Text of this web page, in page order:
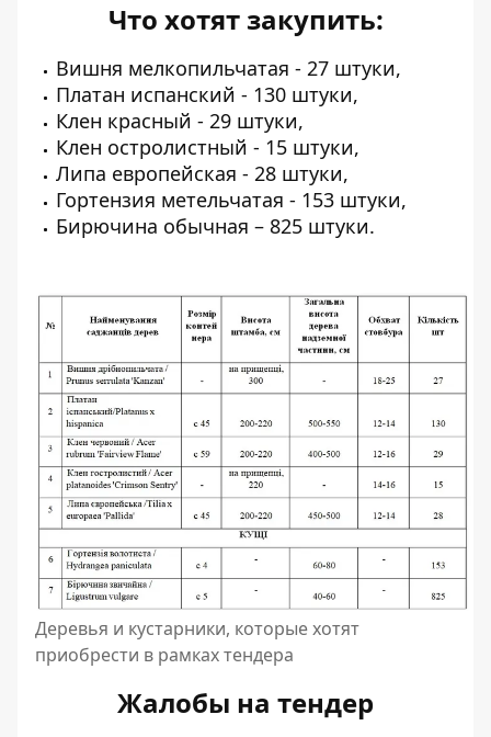
Что хотят закупить:
Вишня мелкопильчатая - 27 штуки,
Платан испанский - 130 штуки,
Клен красный - 29 штуки,
Клен остролистный - 15 штуки,
Липа европейская - 28 штуки,
Гортензия метельчатая - 153 штуки,
Бирючина обычная – 825 штуки.
Деревья и кустарники, которые хотят
приобрести в рамках тендера
Жалобы на тендер